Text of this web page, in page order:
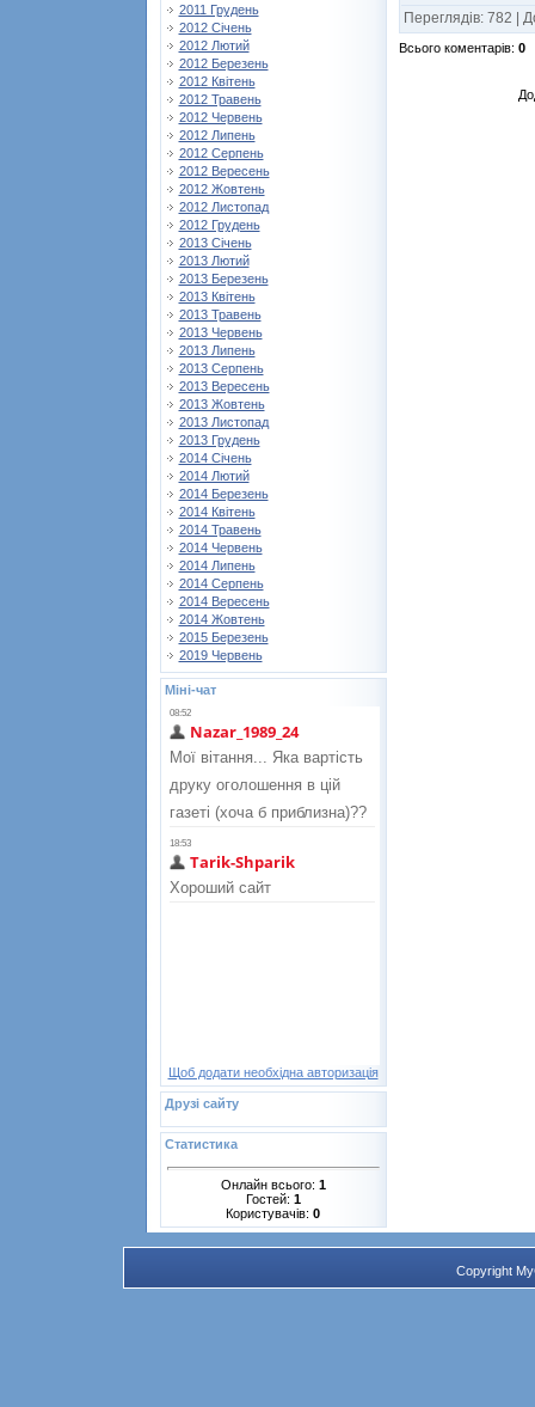
2011 Грудень
2012 Січень
2012 Лютий
2012 Березень
2012 Квітень
2012 Травень
2012 Червень
2012 Липень
2012 Серпень
2012 Вересень
2012 Жовтень
2012 Листопад
2012 Грудень
2013 Січень
2013 Лютий
2013 Березень
2013 Квітень
2013 Травень
2013 Червень
2013 Липень
2013 Серпень
2013 Вересень
2013 Жовтень
2013 Листопад
2013 Грудень
2014 Січень
2014 Лютий
2014 Березень
2014 Квітень
2014 Травень
2014 Червень
2014 Липень
2014 Серпень
2014 Вересень
2014 Жовтень
2015 Березень
2019 Червень
Міні-чат
Щоб додати необхідна авторизація
Друзі сайту
Статистика
Онлайн всього: 1
Гостей: 1
Користувачів: 0
Переглядів: 782 |
Всього коментарів: 0
Copyright